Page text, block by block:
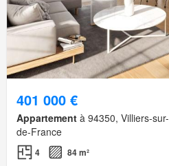
401 000 €
Appartement à 94350, Villiers-
de-France
4 84 m²